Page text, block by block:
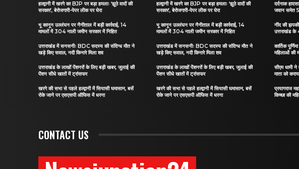
हल्द्वानी में खरगे का BJP पर बड़ा हमलाः ‘झूठे वादों की
सरकार’, बेरोजगारी-पेपर लीक पर घेरा
भू कानून उल्लंघन पर नैनीताल में बड़ी कार्रवाई, 14
मामलों में 304 नाली जमीन सरकार में निहित
उत्तराखंड में सनसनीः BDC सदस्य की संदिग्ध मौत ने
खड़े किए सवाल, नदी किनारे मिला शव
उत्तराखंड के लाखों पेंशनरों के लिए बड़ी खबर, जुलाई की
पेंशन सीधे खातों में ट्रांसफर
खरगे की सभा से पहले हल्द्वानी में सियासी घमासान, बसें
रोके जाने पर एसएसपी ऑफिस में धरना
हल्द्वानी में खरगे का BJP पर बड़ा हमलाः ‘झूठे वादों की
सरकार’, बेरोजगारी-पेपर लीक पर घेरा
भू कानून उल्लंघन पर नैनीताल में बड़ी कार्रवाई, 14
मामलों में 304 नाली जमीन सरकार में निहित
उत्तराखंड में सनसनीः BDC सदस्य की संदिग्ध मौत ने
खड़े किए सवाल, नदी किनारे मिला शव
उत्तराखंड के लाखों पेंशनरों के लिए बड़ी खबर, जुलाई की
पेंशन सीधे खातों में ट्रांसफर
खरगे की सभा से पहले हल्द्वानी में सियासी घमासान, बसें
रोके जाने पर एसएसपी ऑफिस में धरना
दर्दनाक
जवान समेत
नींद की
उत्तराखंड के
कार्तिक
महिलाओं की
सीएम धामी
माता को
प्रयागराज
किच्छा की
CONTACT US